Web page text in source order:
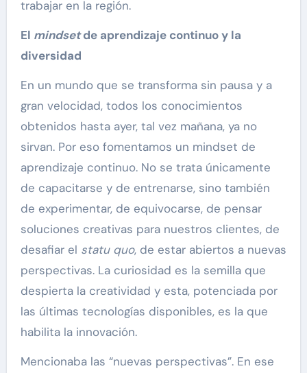
trabajar en la región.
El mindsetde aprendizaje continuo y la
diversidad
En un mundo que se transforma sin pausa y a
gran velocidad, todos los conocimientos
obtenidos hasta ayer, tal vez mañana, ya no
sirvan. Por eso fomentamos un mindset de
aprendizaje continuo. No se trata únicamente
de capacitarse y de entrenarse, sino también
de experimentar, de equivocarse, de pensar
soluciones creativas para nuestros clientes, de
desafiar el statu quo, de estar abiertos a nuevas
perspectivas. La curiosidad es la semilla que
despierta la creatividad y esta, potenciada por
las últimas tecnologías disponibles, es la que
habilita la innovación.
Mencionaba las “nuevas perspectivas”. En ese